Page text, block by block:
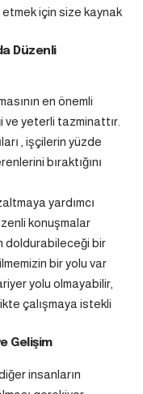
için size kaynak
Düzenli
en önemli
ve yeterli tazminattır.
, işçilerin yüzde
bıraktığını
yardımcı
konuşmalar
doldurabileceği bir
bir yolu var
yolu olmayabilir,
çalışmaya istekli
Gelişim
insanların